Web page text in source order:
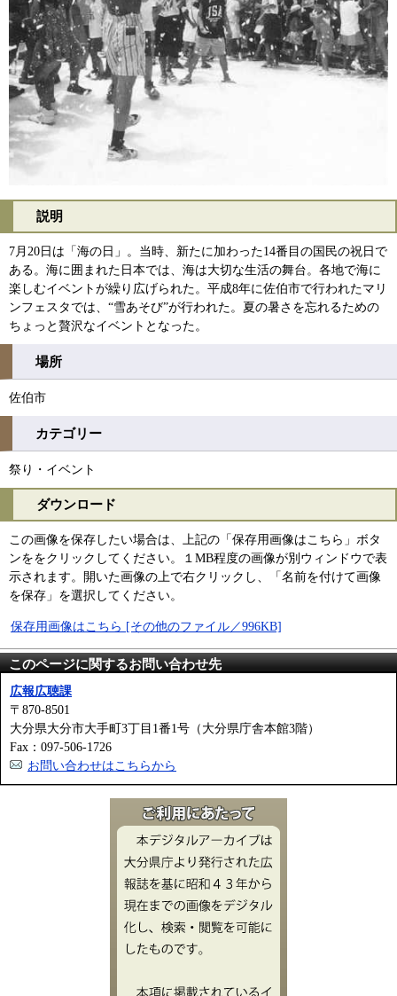
説明
7月20日は「海の日」。当時、新たに加わった14番目の国民の祝日で
ある。海に囲まれた日本では、海は大切な生活の舞台。各地で海に
楽しむイベントが繰り広げられた。平成8年に佐伯市で行われたマリ
ンフェスタでは、“雪あそび”が行われた。夏の暑さを忘れるための
ちょっと贅沢なイベントとなった。
場所
佐伯市
カテゴリー
祭り・イベント
ダウンロード
この画像を保存したい場合は、上記の「保存用画像はこちら」ボタ
ンををクリックしてください。１MB程度の画像が別ウィンドウで表
示されます。開いた画像の上で右クリックし、「名前を付けて画像
を保存」を選択してください。
保存用画像はこちら [その他のファイル／996KB]
このページに関するお問い合わせ先
広報広聴課
〒870-8501
大分県大分市大手町3丁目1番1号（大分県庁舎本館3階）
Fax：097-506-1726
お問い合わせはこちらから